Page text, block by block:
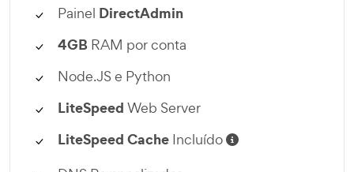
Painel DirectAdmin
4GB RAM por conta
Node.JS e Python
LiteSpeed Web Server
LiteSpeed Cache Incluído